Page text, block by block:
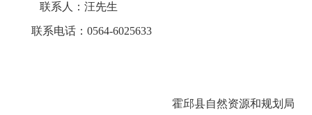
联系人：汪先生
联系电话：0564-6025633
霍邱县自然资源和规划局